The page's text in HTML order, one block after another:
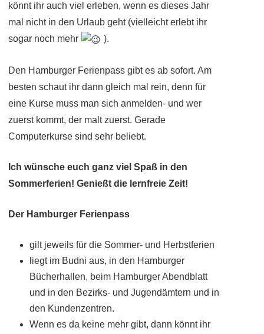
könnt ihr auch viel erleben, wenn es dieses Jahr
mal nicht in den Urlaub geht (vielleicht erlebt ihr
sogar noch mehr
).
Den Hamburger Ferienpass gibt es ab sofort. Am
besten schaut ihr dann gleich mal rein, denn für
eine Kurse muss man sich anmelden- und wer
zuerst kommt, der malt zuerst. Gerade
Computerkurse sind sehr beliebt.
Ich wünsche euch ganz viel Spaß in den
Sommerferien! Genießt die lernfreie Zeit!
Der Hamburger Ferienpass
gilt jeweils für die Sommer- und Herbstferien
liegt im Budni aus, in den Hamburger
Bücherhallen, beim Hamburger Abendblatt
und in den Bezirks- und Jugendämtern und in
den Kundenzentren.
Wenn es da keine mehr gibt, dann könnt ihr